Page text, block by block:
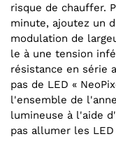
risque de chauffer.
minute, ajoutez un
modulation de
le à une tension
résistance en série
pas de LED «
l'ensemble de
lumineuse à l'aide
pas allumer les